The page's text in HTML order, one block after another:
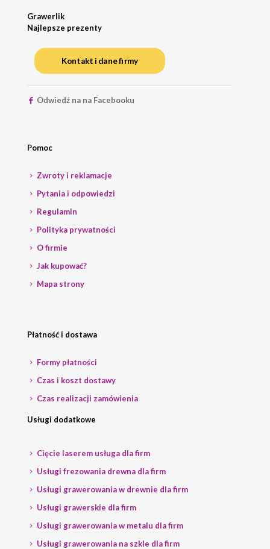
Grawerlik
Najlepsze prezenty
Kontakt i dane firmy
Odwiedź na na Facebooku
Pomoc
Zwroty i reklamacje
Pytania i odpowiedzi
Regulamin
Polityka prywatności
O firmie
Jak kupować?
Mapa strony
Płatność i dostawa
Formy płatności
Czas i koszt dostawy
Czas realizacji zamówienia
Usługi dodatkowe
Cięcie laserem usługa dla firm
Usługi frezowania drewna dla firm
Usługi grawerowania w drewnie dla firm
Usługi grawerskie dla firm
Usługi grawerowania w metalu dla firm
Usługi grawerowania na szkle dla firm